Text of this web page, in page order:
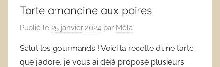
Tarte amandine aux poires
Publié le 25 janvier 2024 par Méla
Salut les gourmands ! Voici la recette d’une tarte
que j’adore, je vous ai déjà proposé plusieurs